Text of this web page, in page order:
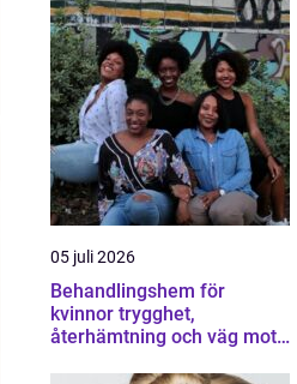
05 juli 2026
Behandlingshem för
kvinnor trygghet,
återhämtning och väg mot